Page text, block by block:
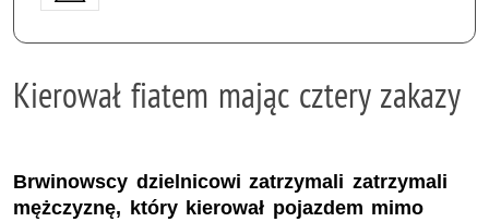
Kierował fiatem mając cztery zakazy
Brwinowscy dzielnicowi zatrzymali zatrzymali
mężczyznę, który kierował pojazdem mimo